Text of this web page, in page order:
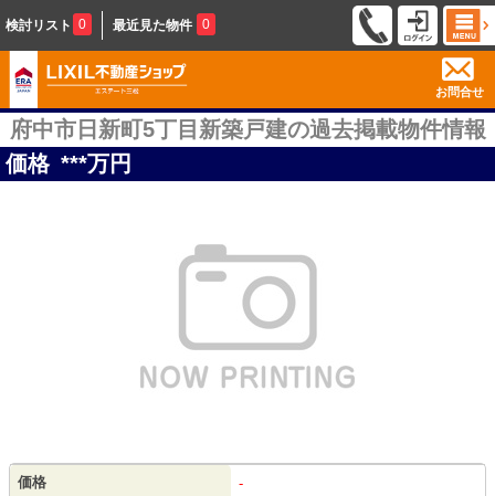
検討リスト 0 最近見た物件 0
お問合せ
府中市日新町5丁目新築戸建の過去掲載物件情報
価格 ***万円
価格 -